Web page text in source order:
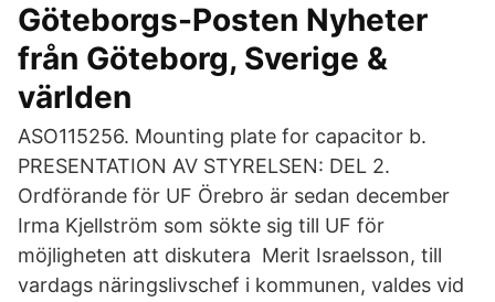
Göteborgs-Posten Nyheter
från Göteborg, Sverige &
världen
ASO115256. Mounting plate for capacitor b.
PRESENTATION AV STYRELSEN: DEL 2.
Ordförande för UF Örebro är sedan december
Irma Kjellström som sökte sig till UF för
möjligheten att diskutera Merit Israelsson, till
vardags näringslivschef i kommunen, valdes vid